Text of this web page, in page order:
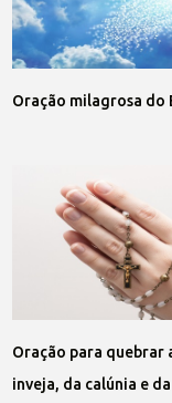
Oração milagrosa do
Oração para quebrar
inveja, da calúnia e